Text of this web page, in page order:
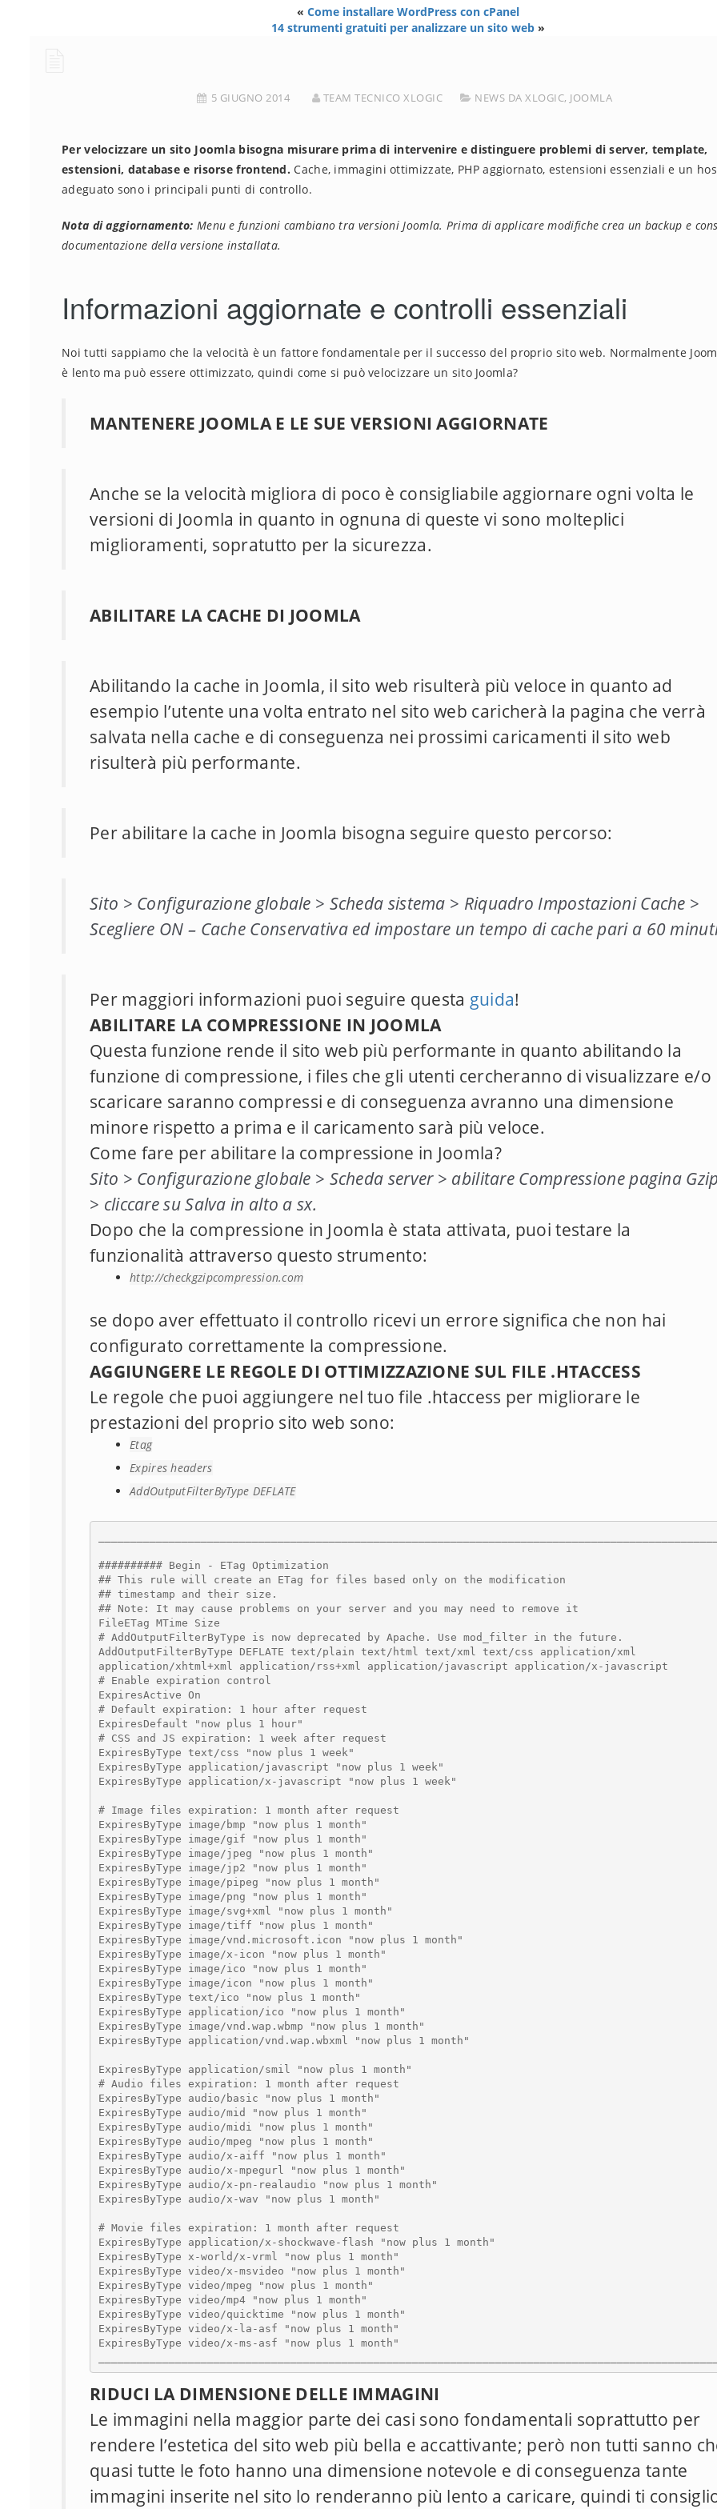
« Come installare WordPress con cPanel
14 strumenti gratuiti per analizzare un sito web»
5 GIUGNO 2014 TEAM TECNICO XLOGIC NEWS DA XLOGIC, JOOMLA
Per velocizzare un sito Joomla bisogna misurare prima di intervenire e distinguere problemi di server, template,
estensioni, database e risorse frontend. Cache, immagini ottimizzate, PHP aggiornato, estensioni essenziali e un
adeguato sono i principali punti di controllo.
Nota di aggiornamento: Menu e funzioni cambiano tra versioni Joomla. Prima di applicare modifiche crea un backup e
documentazione della versione installata.
Informazioni aggiornate e controlli essenziali
Noi tutti sappiamo che la velocità è un fattore fondamentale per il successo del proprio sito web. Normalmente
è lento ma può essere ottimizzato, quindi come si può velocizzare un sito Joomla?
MANTENERE JOOMLA E LE SUE VERSIONI AGGIORNATE
Anche se la velocità migliora di poco è consigliabile aggiornare ogni volta le
versioni di Joomla in quanto in ognuna di queste vi sono molteplici
miglioramenti, sopratutto per la sicurezza.
ABILITARE LA CACHE DI JOOMLA
Abilitando la cache in Joomla, il sito web risulterà più veloce in quanto ad
esempio l’utente una volta entrato nel sito web caricherà la pagina che verrà
salvata nella cache e di conseguenza nei prossimi caricamenti il sito web
risulterà più performante.
Per abilitare la cache in Joomla bisogna seguire questo percorso:
Sito > Configurazione globale > Scheda sistema > Riquadro Impostazioni Cache >
Scegliere ON – Cache Conservativa ed impostare un tempo di cache pari a 60
Per maggiori informazioni puoi seguire questa guida!
ABILITARE LA COMPRESSIONE IN JOOMLA
Questa funzione rende il sito web più performante in quanto abilitando la
funzione di compressione, i files che gli utenti cercheranno di visualizzare e/o
scaricare saranno compressi e di conseguenza avranno una dimensione
minore rispetto a prima e il caricamento sarà più veloce.
Come fare per abilitare la compressione in Joomla?
Sito > Configurazione globale > Scheda server > abilitare Compressione pagina
> cliccare su Salva in alto a sx.
Dopo che la compressione in Joomla è stata attivata, puoi testare la
funzionalità attraverso questo strumento:
http://checkgzipcompression.com
se dopo aver effettuato il controllo ricevi un errore significa che non hai
configurato correttamente la compressione.
AGGIUNGERE LE REGOLE DI OTTIMIZZAZIONE SUL FILE .HTACCESS
Le regole che puoi aggiungere nel tuo file .htaccess per migliorare le
prestazioni del proprio sito web sono:
Etag
Expires headers
AddOutputFilterByType DEFLATE
########## Begin - ETag Optimization
## This rule will create an ETag for files based only on the modification
## timestamp and their size.
## Note: It may cause problems on your server and you may need to remove it
FileETag MTime Size
# AddOutputFilterByType is now deprecated by Apache. Use mod_filter in the future.
AddOutputFilterByType DEFLATE text/plain text/html text/xml text/css application/xml
application/xhtml+xml application/rss+xml application/javascript application/x-javascript
# Enable expiration control
ExpiresActive On
# Default expiration: 1 hour after request
ExpiresDefault "now plus 1 hour"
# CSS and JS expiration: 1 week after request
ExpiresByType text/css "now plus 1 week"
ExpiresByType application/javascript "now plus 1 week"
ExpiresByType application/x-javascript "now plus 1 week"
# Image files expiration: 1 month after request
ExpiresByType image/bmp "now plus 1 month"
ExpiresByType image/gif "now plus 1 month"
ExpiresByType image/jpeg "now plus 1 month"
ExpiresByType image/jp2 "now plus 1 month"
ExpiresByType image/pipeg "now plus 1 month"
ExpiresByType image/png "now plus 1 month"
ExpiresByType image/svg+xml "now plus 1 month"
ExpiresByType image/tiff "now plus 1 month"
ExpiresByType image/vnd.microsoft.icon "now plus 1 month"
ExpiresByType image/x-icon "now plus 1 month"
ExpiresByType image/ico "now plus 1 month"
ExpiresByType image/icon "now plus 1 month"
ExpiresByType text/ico "now plus 1 month"
ExpiresByType application/ico "now plus 1 month"
ExpiresByType image/vnd.wap.wbmp "now plus 1 month"
ExpiresByType application/vnd.wap.wbxml "now plus 1 month"
ExpiresByType application/smil "now plus 1 month"
# Audio files expiration: 1 month after request
ExpiresByType audio/basic "now plus 1 month"
ExpiresByType audio/mid "now plus 1 month"
ExpiresByType audio/midi "now plus 1 month"
ExpiresByType audio/mpeg "now plus 1 month"
ExpiresByType audio/x-aiff "now plus 1 month"
ExpiresByType audio/x-mpegurl "now plus 1 month"
ExpiresByType audio/x-pn-realaudio "now plus 1 month"
ExpiresByType audio/x-wav "now plus 1 month"
# Movie files expiration: 1 month after request
ExpiresByType application/x-shockwave-flash "now plus 1 month"
ExpiresByType x-world/x-vrml "now plus 1 month"
ExpiresByType video/x-msvideo "now plus 1 month"
ExpiresByType video/mpeg "now plus 1 month"
ExpiresByType video/mp4 "now plus 1 month"
ExpiresByType video/quicktime "now plus 1 month"
ExpiresByType video/x-la-asf "now plus 1 month"
ExpiresByType video/x-ms-asf "now plus 1 month"
RIDUCI LA DIMENSIONE DELLE IMMAGINI
Le immagini nella maggior parte dei casi sono fondamentali soprattutto per
rendere l’estetica del sito web più bella e accattivante; però non tutti sanno
quasi tutte le foto hanno una dimensione notevole e di conseguenza tante
immagini inserite nel sito lo renderanno più lento a caricare, quindi ti